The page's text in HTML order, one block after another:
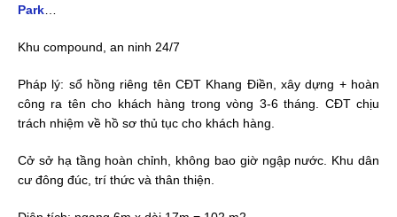
Park
Khu compound, an ninh 24/7
Pháp lý: sổ hồng riêng tên CĐT Khang Điền, xây dựng + hoàn
công ra tên cho khách hàng trong vòng 3-6 tháng. CĐT chịu
trách nhiệm về hồ sơ thủ tục cho khách hàng.
Cở sở hạ tầng hoàn chỉnh, không bao giờ ngập nước. Khu dân
cư đông đúc, trí thức và thân thiện.